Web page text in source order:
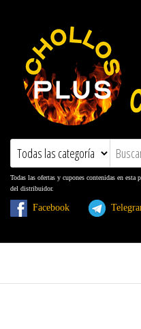
ChollosPlus.es
Todas las ofertas y cupones contenidas en
del distribuidor.
Facebook